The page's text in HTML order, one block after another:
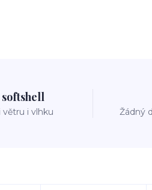
i vlhku Žádný